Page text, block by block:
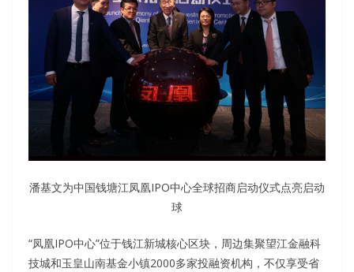
潘基文为中国钱塘江凤凰IPO中心全球招商启动仪式点亮启动
球
“凤凰IPO中心”位于钱江新城核心区块，周边集聚望江金融科
技城和玉皇山南基金小镇2000多家投融资机构，不仅享受省